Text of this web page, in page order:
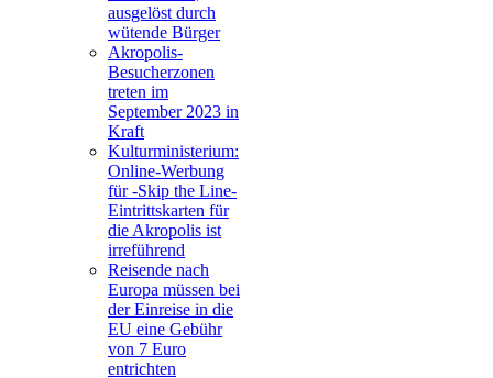
ausgelöst durch
wütende Bürger
Akropolis-
Besucherzonen
treten im
September 2023 in
Kraft
Kulturministerium:
Online-Werbung
für -Skip the Line-
Eintrittskarten für
die Akropolis ist
irreführend
Reisende nach
Europa müssen bei
der Einreise in die
EU eine Gebühr
von 7 Euro
entrichten